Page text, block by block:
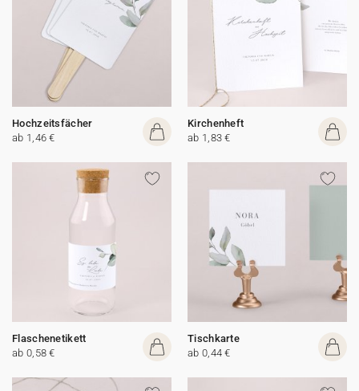
Hochzeitsfächer
ab 1,46 €
Kirchenheft
ab 1,83 €
Flaschenetikett
ab 0,58 €
Tischkarte
ab 0,44 €